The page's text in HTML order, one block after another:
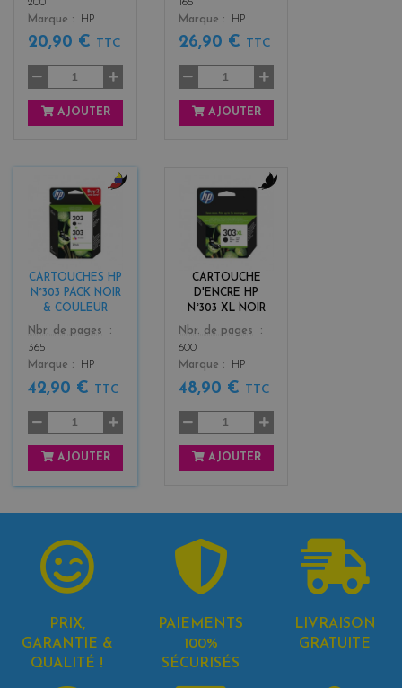
200
Marque
HP
20,90 € TTC
AJOUTER
165
Marque
HP
26,90 € TTC
AJOUTER
CARTOUCHES HP
N°303 PACK NOIR
& COULEUR
Color
k
+
Nbr. de pages
365
Marque
HP
42,90 € TTC
AJOUTER
CARTOUCHE
D'ENCRE HP
N°303 XL NOIR
Color
k
Nbr. de pages
600
Marque
HP
48,90 € TTC
AJOUTER
PRIX,
GARANTIE &
QUALITÉ !
PAIEMENTS
100%
SÉCURISÉS
LIVRAISON
GRATUITE